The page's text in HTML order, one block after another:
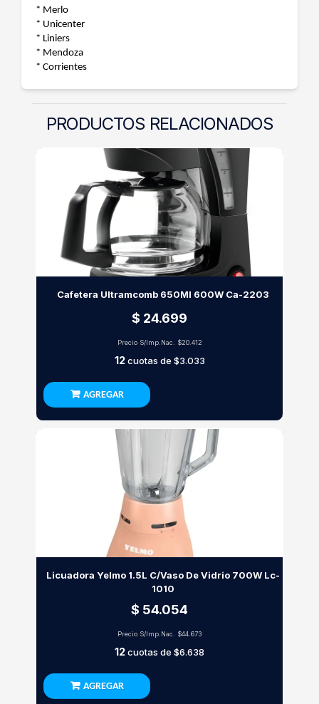
* Merlo
* Unicenter
* Liniers
* Mendoza
* Corrientes
PRODUCTOS RELACIONADOS
Cafetera Ultramcomb 650Ml 600W Ca-2203
$ 24.699
Precio S/Imp.Nac. $20.412
12cuotas de $3.033
AGREGAR
Licuadora Yelmo 1.5L C/Vaso De Vidrio 700W Lc-
1010
$ 54.054
Precio S/Imp.Nac. $44.673
12cuotas de $6.638
AGREGAR